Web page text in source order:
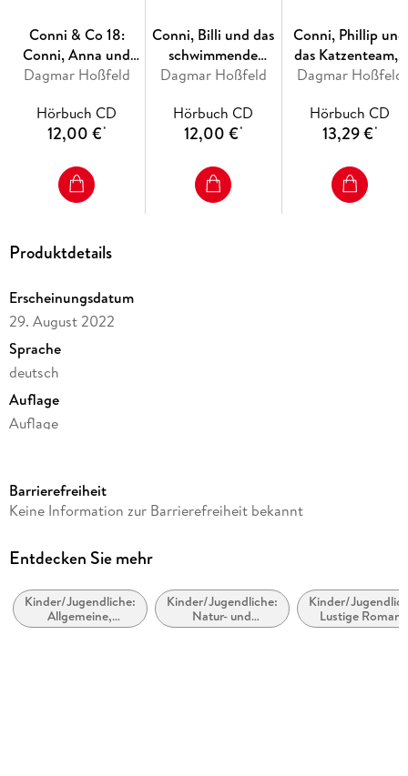
Conni & Co 18:
Conni, Anna und
das große
Dagmar Hoßfeld
Hörbuch CD
12,00 €*
Conni, Billi und das
schwimmende
Klassenzimmer
Dagmar Hoßfeld
Hörbuch CD
12,00 €*
Conni, Phillip und
das Katzenteam,2
Audio-CD
Dagmar Hoßfeld
Hörbuch CD
13,29 €*
Produktdetails
Erscheinungsdatum
29. August 2022
Sprache
deutsch
Auflage
Auflage
Laufzeit
Altersempfehlung
Reihe
Conni & Co - ab 10 Jahren, 4
Barrierefreiheit
Keine Information zur Barrierefreiheit bekannt
Entdecken Sie mehr
Kinder/Jugendliche:
Allgemeine,
moderne und
Kinder/Jugendliche:
Natur- und
Tiergeschichten
Kinder/
Lustige Romane